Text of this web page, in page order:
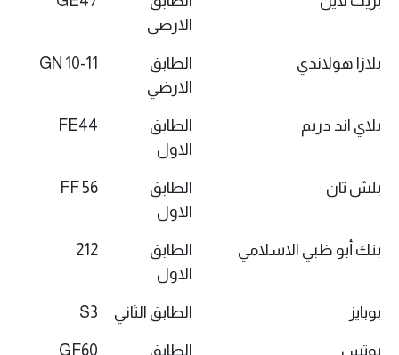
الارضي
بلازا هولاندي
الطابق
الارضي
GN 10-11
بلاي اند دريم
الطابق
الاول
FE44
بلش تان
الطابق
الاول
FF 56
بنك أبو ظبي الاسلامي
الطابق
الاول
212
بوبايز الطابق الثاني S3
بوتس
الطابق
GF60